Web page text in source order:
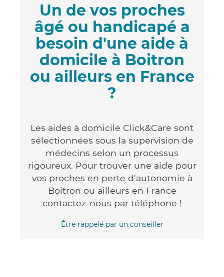
Un de vos proches
âgé ou handicapé a
besoin d'une aide à
domicile à Boitron
ou ailleurs en France
?
Les aides à domicile Click&Care sont
sélectionnées sous la supervision de
médecins selon un processus
rigoureux. Pour trouver une aide pour
vos proches en perte d'autonomie à
Boitron ou ailleurs en France
contactez-nous par téléphone !
Être rappelé par un conseiller